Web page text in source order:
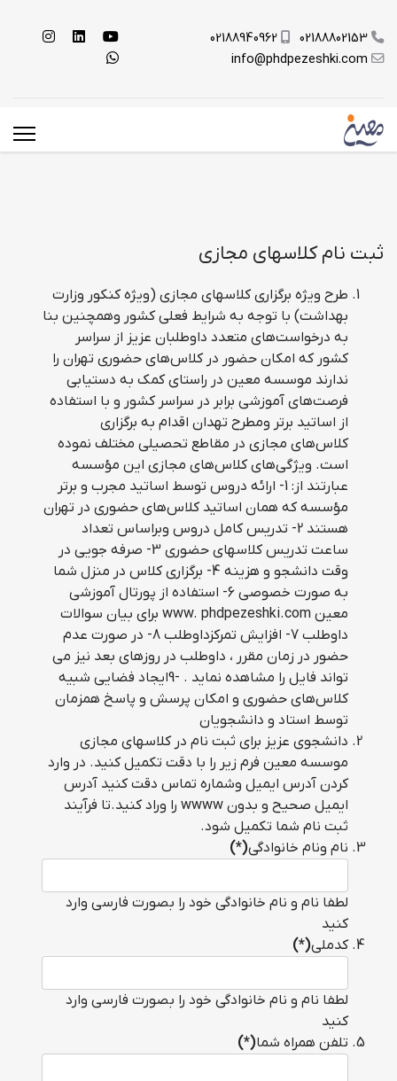
02188802153
02188940962
info@phdpezeshki.com
ثبت نام کلاسهای مجازی
طرح ویژه برگزاری کلاسهای مجازی (ویژه کنکور وزارت
بهداشت) با توجه به شرایط فعلی کشور وهمچنین بنا
به درخواست‌هاي متعدد داوطلبان عزيز از سراسر
كشور كه امكان حضور در كلاس‌هاي حضوری تهران را
ندارند موسسه معین در راستاي كمك به دستيابي
فرصت‌هاي آموزشي برابر در سراسر كشور و با استفاده
از اساتید برتر ومطرح تهدان اقدام به برگزاري
كلاس‌هاي مجازي در مقاطع تحصيلي مختلف نموده
است. ويژگي‌هاي كلاس‌هاي مجازي اين مؤسسه
عبارتند از: 1- ارائه دروس توسط اساتيد مجرب و برتر
مؤسسه كه همان اساتيد كلاس‌هاي حضوري در تهران
هستند 2- تدریس کامل دروس وبراساس تعداد
ساعت تدریس کلاسهای حضوری 3- صرفه جویی در
وقت دانشجو و هزینه 4- برگزاری کلاس در منزل شما
به صورت خصوصی 6- استفاده از پورتال آموزشی
معین www. phdpezeshki.com برای بیان سوالات
داوطلب 7- افزایش تمرکزداوطلب 8- در صورت عدم
حضور در زمان مقرر ، داوطلب در روزهای بعد نیز می
تواند فایل را مشاهده نماید . -9ايجاد فضايي شبيه
كلاس‌هاي حضوري و امكان پرسش و پاسخ همزمان
توسط استاد و دانشجویان
دانشجوی عزیز برای ثبت نام در کلاسهای مجازی
موسسه معین فرم زیر را با دقت تکمیل کنید. در وارد
کردن آدرس ایمیل وشماره تماس دقت کنید آدرس
ایمیل صحیح و بدون wwww را وراد کنید.تا فرآیند
ثبت نام شما تکمیل شود.
نام ونام خانوادگی(*)
لطفا نام و نام خانوادگی خود را بصورت فارسی وارد
کنید
کدملی(*)
لطفا نام و نام خانوادگی خود را بصورت فارسی وارد
کنید
تلفن همراه شما(*)